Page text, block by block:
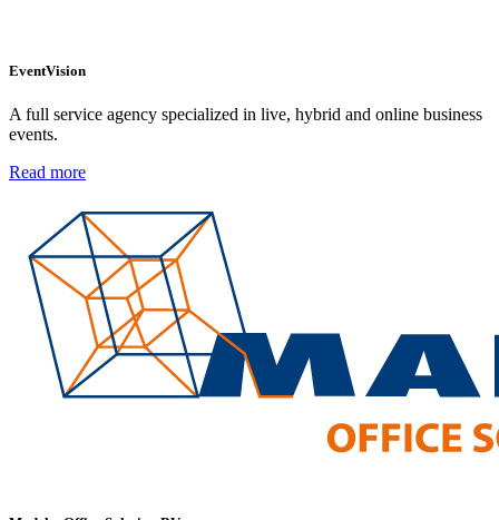
EventVision
A full service agency specialized in live, hybrid and online business
events.
Read more